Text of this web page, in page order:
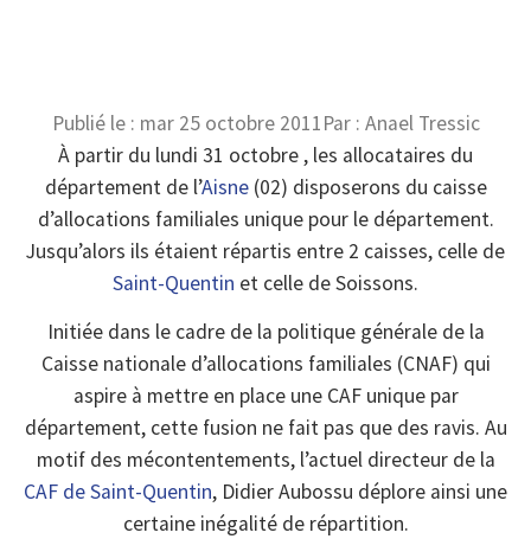
Publié le : mar 25 octobre 2011Par : Anael Tressic
À partir du lundi 31 octobre , les allocataires du
département de l’Aisne(02) disposerons du caisse
d’allocations familiales unique pour le département.
Jusqu’alors ils étaient répartis entre 2 caisses, celle de
Saint-Quentin et celle de Soissons.
Initiée dans le cadre de la politique générale de la
Caisse nationale d’allocations familiales (CNAF) qui
aspire à mettre en place une CAF unique par
département, cette fusion ne fait pas que des ravis. Au
motif des mécontentements, l’actuel directeur de la
CAF de Saint-Quentin, Didier Aubossu déplore ainsi une
certaine inégalité de répartition.